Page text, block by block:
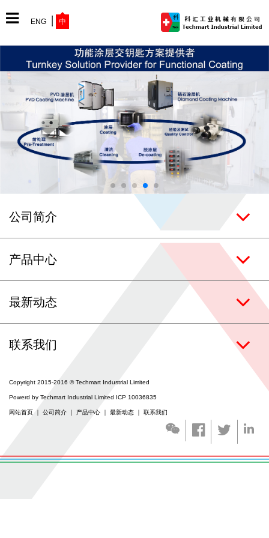
ENG 中
网站首页
公司简介
最新动态
涂层服务
公司简介
产品中心
最新动态
联系我们
Copyright 2015-2016 © Techmart Industrial Limited
Powerd by Techmart Industrial Limited ICP 10036835
网站首页 公司简介 产品中心 最新动态 联系我们